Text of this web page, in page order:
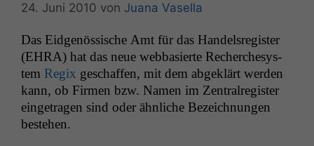
24. Juni 2010 von Juana Vasella
Das Eid­genös­sis­che Amt für das Han­del­sreg­is­ter
(EHRA) hat das neue web­basierte Recherch­esys­
tem Regix geschaf­fen, mit dem abgek­lärt wer­den
kann, ob Fir­men bzw. Namen im Zen­tral­reg­is­ter
einge­tra­gen sind oder ähn­liche Beze­ich­nun­gen
bestehen.